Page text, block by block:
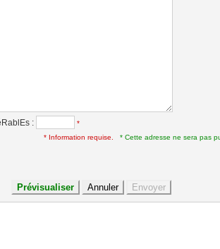
:
*
* Information requise.
* Cette adresse ne sera pas